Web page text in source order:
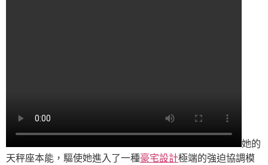
她的
天秤座本能，驅使她進入了一種豪宅設計極端的強迫協調模